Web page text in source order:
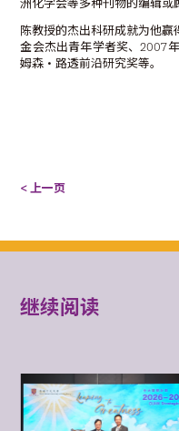
洲化学会等多种刊物的编辑或
陈教授的杰出科研成就为他
金会杰出青年学者奖、2007
姆森‧路透前沿研究奖等。
< 上一页
继续阅读